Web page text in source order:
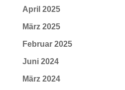
April 2025
März 2025
Februar 2025
Juni 2024
März 2024